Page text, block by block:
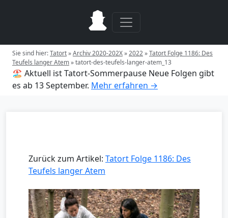
Sie sind hier:Tatort»Archiv 2020-202X»2022»Tatort Folge 1186: Des
Teufels langer Atem»tatort-des-teufels-langer-atem_13
🏖️ Aktuell ist Tatort-Sommerpause Neue Folgen gibt
es ab 13 September. Mehr erfahren →
Zurück zum Artikel: Tatort Folge 1186: Des
Teufels langer Atem